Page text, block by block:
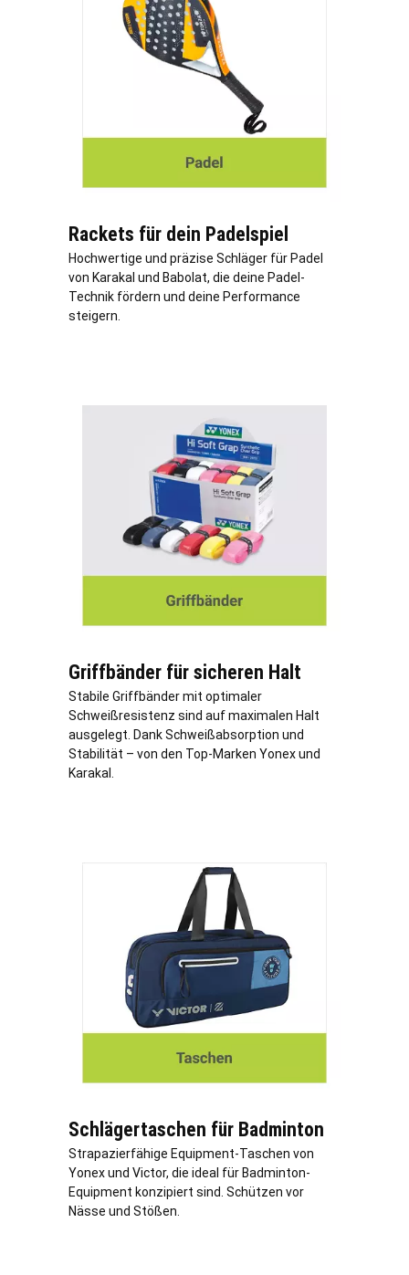
Rackets für dein Padelspiel
Hochwertige und präzise Schläger für Padel
von Karakal und Babolat, die deine Padel-
Technik fördern und deine Performance
steigern.
Griffbänder für sicheren Halt
Stabile Griffbänder mit optimaler
Schweißresistenz sind auf maximalen Halt
ausgelegt. Dank Schweißabsorption und
Stabilität – von den Top-Marken Yonex und
Karakal.
Schlägertaschen für Badminton
Strapazierfähige Equipment-Taschen von
Yonex und Victor, die ideal für Badminton-
Equipment konzipiert sind. Schützen vor
Nässe und Stößen.